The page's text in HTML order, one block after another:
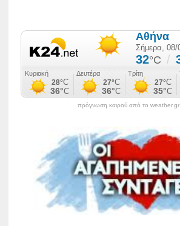
πρόγνωση καιρού από το weather.gr